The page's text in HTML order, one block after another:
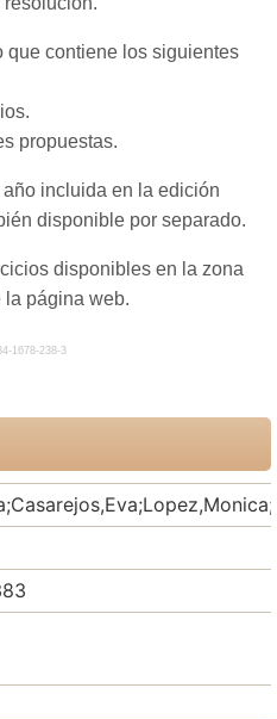
contiene los siguientes
propuestas.
incluida en la edición
disponible por separado.
disponibles en la zona
la página web.
1678-238-3